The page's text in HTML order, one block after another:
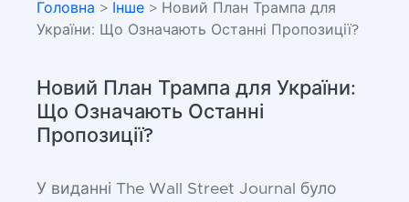
Головна > Інше > Новий План Трампа для
України: Що Означають Останні Пропозиції?
Новий План Трампа для України:
Що Означають Останні
Пропозиції?
У виданні The Wall Street Journal було